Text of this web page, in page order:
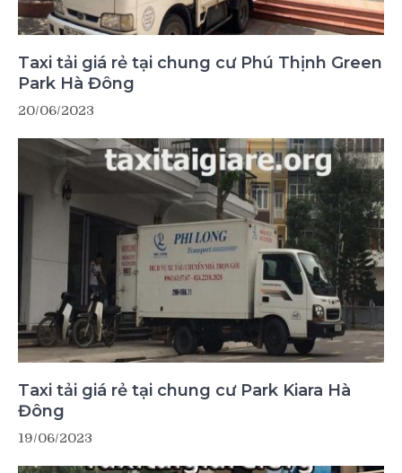
Taxi tải giá rẻ tại chung cư Phú Thịnh Green
Park Hà Đông
20/06/2023
Taxi tải giá rẻ tại chung cư Park Kiara Hà
Đông
19/06/2023